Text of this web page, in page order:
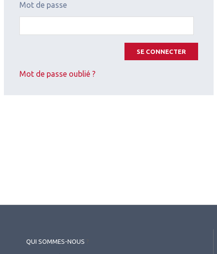
Mot de passe
SE CONNECTER
Mot de passe oublié ?
QUI SOMMES-NOUS